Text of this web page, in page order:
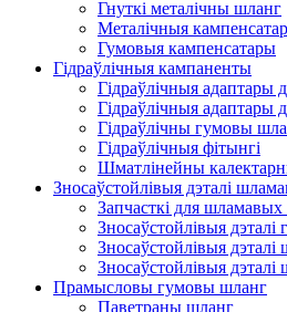
Гнуткі металічны шланг
Металічныя
Гумовыя кампенсатары
Гідраўлічныя кампаненты
Гідраўлічныя адаптары
Гідраўлічныя адаптары
Гідраўлічны гумовы
Гідраўлічныя фітынгі
Шматлінейны
Зносаўстойлівыя дэталі
Запчасткі для
Зносаўстойлівыя
Зносаўстойлівыя
Зносаўстойлівыя
Прамысловы гумовы шланг
Паветраны шланг